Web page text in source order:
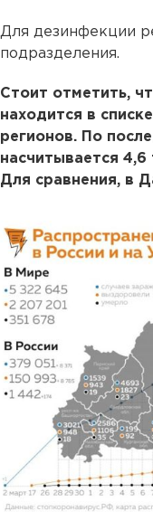
Для дезинфекции
подразделения.
Стоит отметить,
находится в
регионов. По
насчитывается
Для сравнения, в